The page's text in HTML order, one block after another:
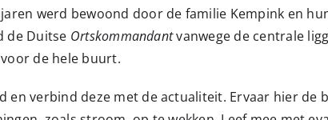
werd bewoond door de familie Kempink en
de Duitse Ortskommandantvanwege de centrale
de hele buurt.
en verbind deze met de actualiteit. Ervaar hier